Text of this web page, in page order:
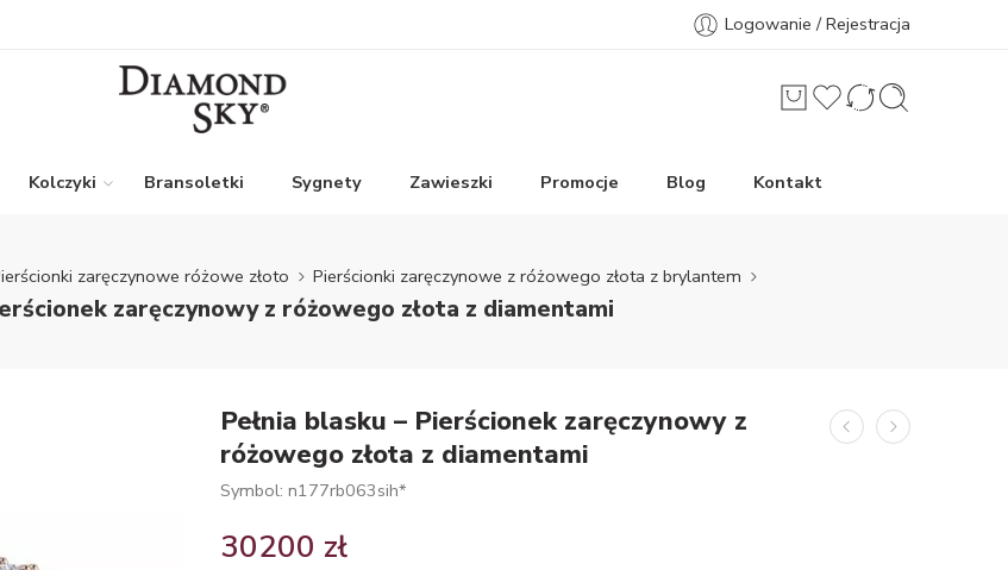
Logowanie / Rejestracja
Kolczyki Bransoletki Sygnety Zawieszki Promocje Blog Kontakt
zaręczynowe różowe złoto Pierścionki zaręczynowe z różowego złota z brylantem
zaręczynowy z różowego złota z diamentami
Pełnia blasku – Pierścionek zaręczynowy z
różowego złota z diamentami
Symbol: n177rb063sih*
30200 zł